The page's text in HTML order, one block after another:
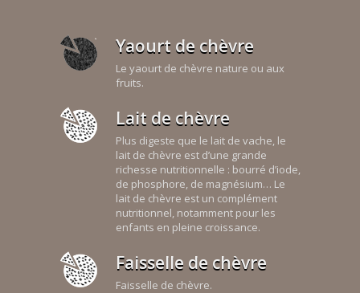
Yaourt de chèvre
Le yaourt de chèvre nature ou aux
fruits.
Lait de chèvre
Plus digeste que le lait de vache, le
lait de chèvre est d’une grande
richesse nutritionnelle : bourré d’iode,
de phosphore, de magnésium… Le
lait de chèvre est un complément
nutritionnel, notamment pour les
enfants en pleine croissance.
Faisselle de chèvre
Faisselle de chèvre.